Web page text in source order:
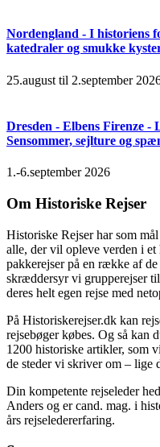
Nordengland - I historiens
katedraler og smukke
25.august til 2.september
Dresden - Elbens Firenze -
Sensommer, sejlture og
1.-6.september 2026
Om Historiske Rejser
Historiske Rejser har som
alle, der vil opleve verden i
pakkerejser på en række af
skræddersyr vi grupperejser
deres helt egen rejse med
På Historiskerejser.dk kan
rejsebøger købes. Og så kan
1200 historiske artikler, som
de steder vi skriver om – lige
Din kompetente rejseleder
Anders og er cand. mag. i
års rejseledererfaring.